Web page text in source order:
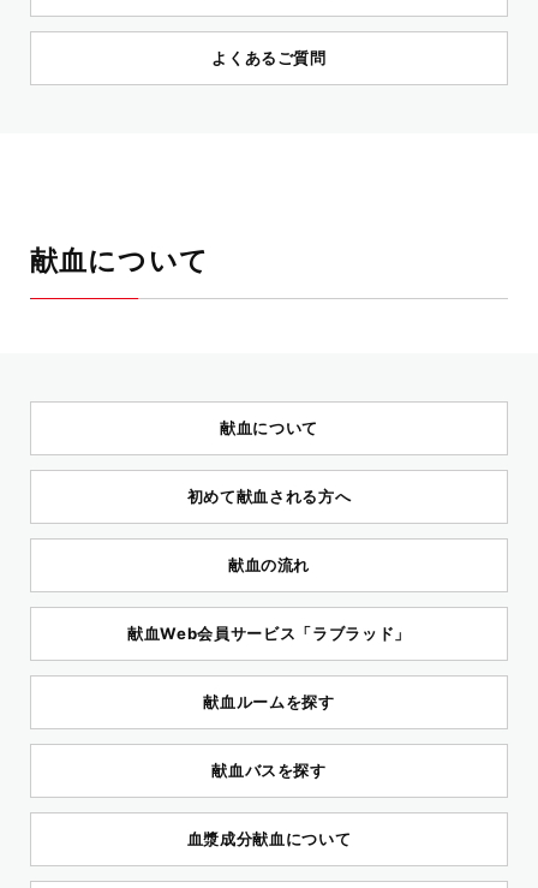
よくあるご質問
献血について
献血について
初めて献血される方へ
献血の流れ
献血Web会員サービス「ラブラッド」
献血ルームを探す
献血バスを探す
血漿成分献血について